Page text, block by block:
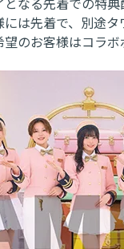
は先着で、別途タ
のお客様はコラボ